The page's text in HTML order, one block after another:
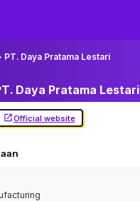
PT. Daya Pratama Lestari
Daya Pratama Lestari
Official website